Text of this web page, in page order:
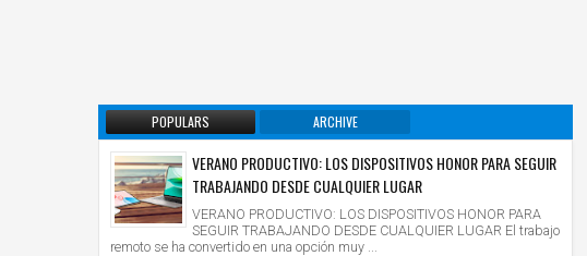
POPULARS ARCHIVE
VERANO PRODUCTIVO: LOS DISPOSITIVOS HONOR PARA SEGUIR
TRABAJANDO DESDE CUALQUIER LUGAR
VERANO PRODUCTIVO: LOS DISPOSITIVOS HONOR PARA
SEGUIR TRABAJANDO DESDE CUALQUIER LUGAR El trabajo
remoto se ha convertido en una opción muy ...